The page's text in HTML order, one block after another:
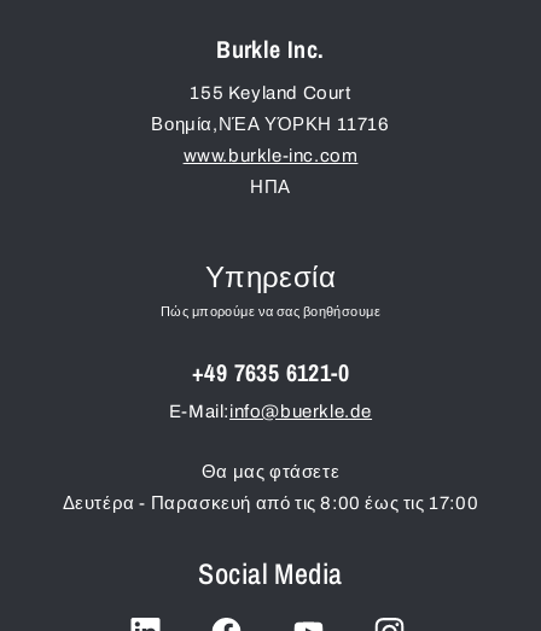
Burkle Inc.
155 Keyland Court
Βοημία, ΝΈΑ ΥΌΡΚΗ 11716
www.burkle-inc.com
ΗΠΑ
Υπηρεσία
Πώς μπορούμε να σας βοηθήσουμε
+49 7635 6121-0
E-Mail:info@buerkle.de
Θα μας φτάσετε
Δευτέρα - Παρασκευή από τις 8:00 έως τις 17:00
Social Media